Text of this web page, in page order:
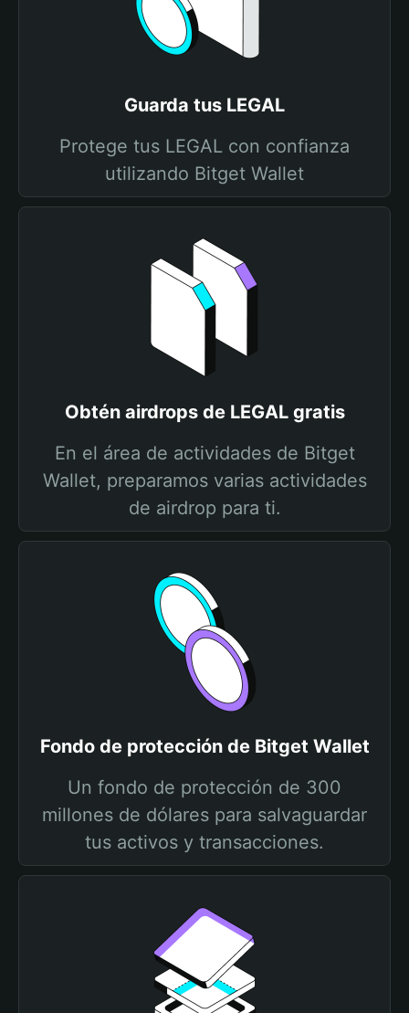
Guarda tus LEGAL
Protege tus LEGAL con confianza
utilizando Bitget Wallet
Obtén airdrops de LEGAL gratis
En el área de actividades de Bitget
Wallet, preparamos varias actividades
de airdrop para ti.
Fondo de protección de Bitget Wallet
Un fondo de protección de 300
millones de dólares para salvaguardar
tus activos y transacciones.